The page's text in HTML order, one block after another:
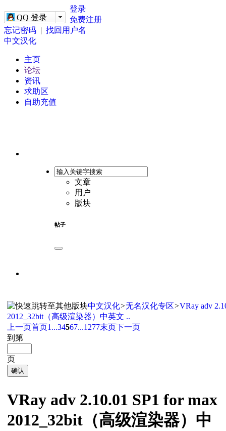
QQ 登录
登录
免费注册
忘记密码 | 找回用户名
中文汉化
主页
论坛
资讯
求助区
自助充值
文章
用户
版块
帖子
中文汉化>无名汉化专区>VRay adv
2012_32bit（高级渲染器）中英文 ..
上一页首页1...34567...1277末页下一页
到第
页
确认
VRay adv 2.10.01 SP1 for max
2012_32bit（高级渲染器）中